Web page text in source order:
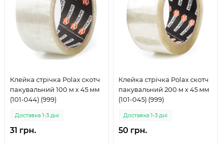
Клейка стрічка Polax скотч
пакувальний 100 м x 45 мм
(101-044) (999)
Доставка 1-3 дні
31 грн.
Клейка стрічка Polax скотч
пакувальний 200 м x 45 мм
(101-045) (999)
Доставка 1-3 дні
50 грн.